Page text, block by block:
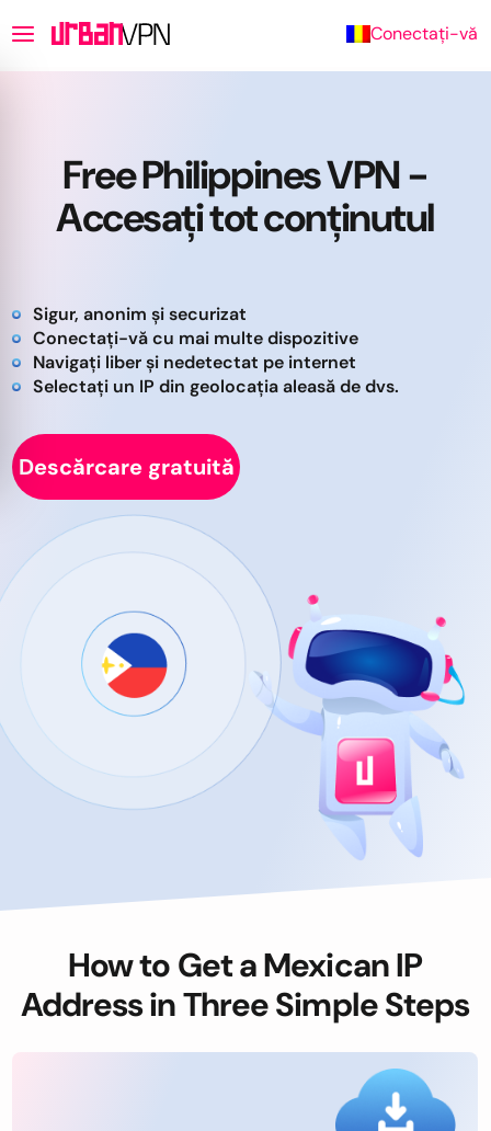
Conectați-vă
Free Philippines VPN -
Accesați tot conținutul
Sigur, anonim și securizat
Conectați-vă cu mai multe dispozitive
Navigați liber și nedetectat pe internet
Selectați un IP din geolocația aleasă de dvs.
Descărcare gratuită
How to Get a Mexican IP
Address in Three Simple Steps